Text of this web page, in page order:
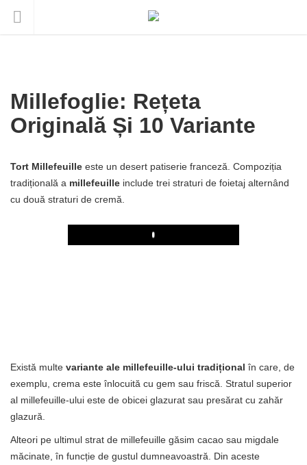
Millefoglie: Rețeta
Originală Și 10 Variante
Tort Millefeuille este un desert patiserie franceză. Compoziția
tradițională a millefeuille include trei straturi de foietaj alternând
cu două straturi de cremă.
Play
Există multe variante ale millefeuille-ului tradițional în care, de
exemplu, crema este înlocuită cu gem sau friscă. Stratul superior
al millefeuille-ului este de obicei glazurat sau presărat cu zahăr
glazură.
Alteori pe ultimul strat de millefeuille găsim cacao sau migdale
măcinate, în funcție de gustul dumneavoastră. Din aceste